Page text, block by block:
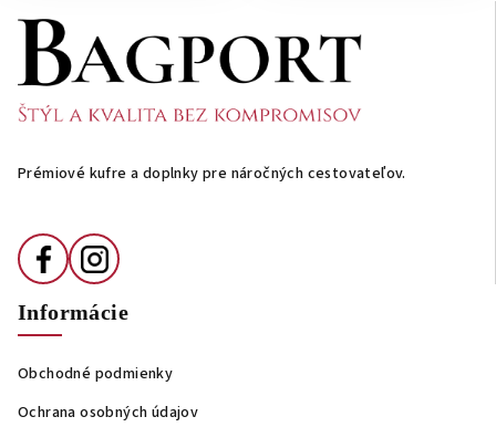
Prémiové kufre a doplnky pre náročných cestovateľov.
Informácie
Obchodné podmienky
Ochrana osobných údajov